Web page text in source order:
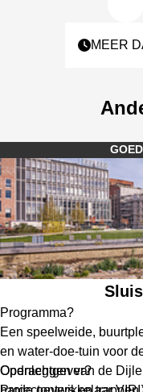
MEER
Programma?
Een speelweide,
en water-doe-tuin voor
Openleggen van de
Opdrachtgever?